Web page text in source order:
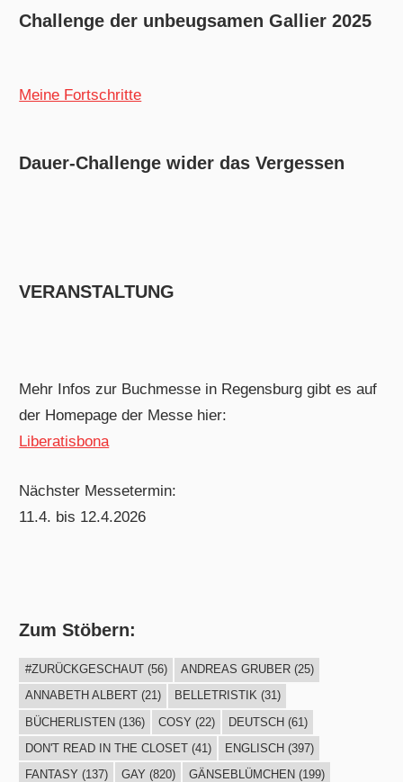
Challenge der unbeugsamen Gallier 2025
Meine Fortschritte
Dauer-Challenge wider das Vergessen
VERANSTALTUNG
Mehr Infos zur Buchmesse in Regensburg gibt es auf
der Homepage der Messe hier:
Liberatisbona
Nächster Messetermin:
11.4. bis 12.4.2026
Zum Stöbern:
#ZURÜCKGESCHAUT(56) ANDREAS GRUBER(25)
ANNABETH ALBERT(21) BELLETRISTIK(31)
BÜCHERLISTEN(136) COSY (22) DEUTSCH(61)
DON'T READ IN THE CLOSET(41) ENGLISCH (397)
FANTASY (137) GAY (820) GÄNSEBLÜMCHEN (199)